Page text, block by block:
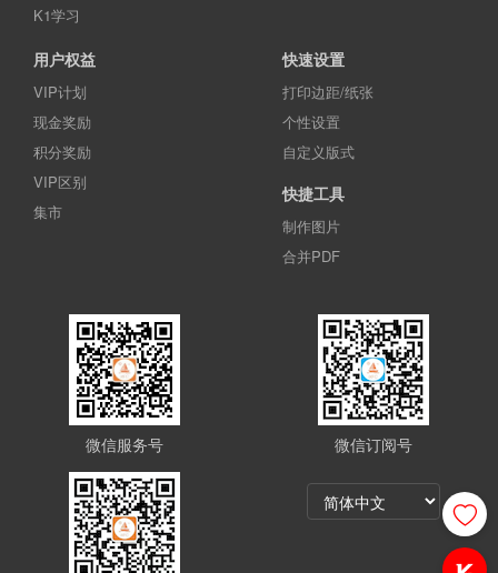
K1学习
用户权益
VIP计划
现金奖励
积分奖励
VIP区别
集市
快速设置
打印边距/纸张
个性设置
自定义版式
快捷工具
制作图片
合并PDF
微信服务号 微信订阅号